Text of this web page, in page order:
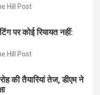
Hill Post
पर कोई रियायत नहीं:
Hill Post
की तैयारियां तेज, डीएम ने